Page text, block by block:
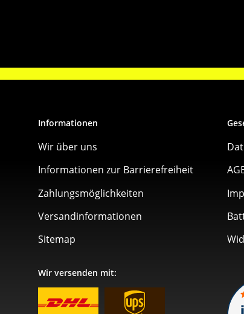
Informationen
Wir über uns
Informationen zur Barrierefreiheit
Zahlungsmöglichkeiten
Versandinformationen
Sitemap
Wir versenden mit: